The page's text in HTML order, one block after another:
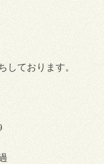
しております。